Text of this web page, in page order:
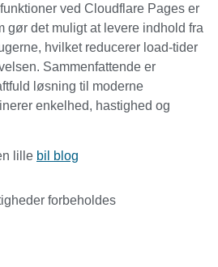
ved Cloudflare Pages er
gør det muligt at levere indhold fra
hvilket reducerer load-tider
Sammenfattende er
løsning til moderne
enkelhed, hastighed og
lille bil blog
forbeholdes